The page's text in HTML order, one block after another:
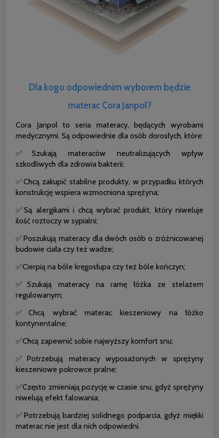
Dla kogo odpowiednim wyborem będzie
materac Cora Janpol?
Cora Janpol to seria materacy, będących wyrobami
medycznymi. Są odpowiednie dla osób dorosłych, które:
✅Szukają materaców neutralizujących wpływ
szkodliwych dla zdrowia bakterii;
✅Chcą zakupić stabilne produkty, w przypadku których
konstrukcję wspiera wzmocniona sprężyna;
✅Są alergikami i chcą wybrać produkt, który niweluje
ilość roztoczy w sypialni;
✅Poszukują materacy dla dwóch osób o zróżnicowanej
budowie ciała czy też wadze;
✅Cierpią na bóle kręgosłupa czy też bóle kończyn;
✅Szukają materacy na ramę łóżka ze stelażem
regulowanym;
✅Chcą wybrać materac kieszeniowy na łóżko
kontynentalne;
✅Chcą zapewnić sobie najwyższy komfort snu;
✅Potrzebują materacy wyposażonych w sprężyny
kieszeniowe pokrowce pralne;
✅Często zmieniają pozycję w czasie snu, gdyż sprężyny
niwelują efekt falowania;
✅Potrzebują bardziej solidnego podparcia, gdyż miękki
materac nie jest dla nich odpowiedni.